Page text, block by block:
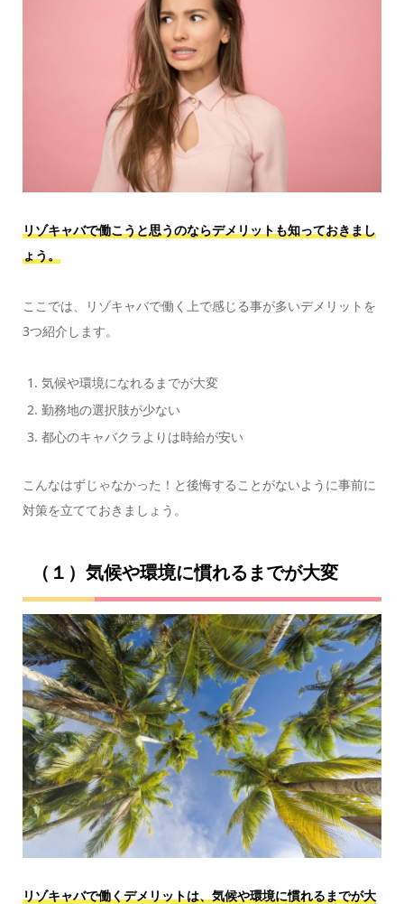
リゾキャバで働こうと思うのならデメリットも知っておきまし
ょう。
ここでは、リゾキャバで働く上で感じる事が多いデメリットを
3つ紹介します。
気候や環境になれるまでが大変
勤務地の選択肢が少ない
都心のキャバクラよりは時給が安い
こんなはずじゃなかった！と後悔することがないように事前に
対策を立てておきましょう。
（１）気候や環境に慣れるまでが大変
リゾキャバで働くデメリットは、気候や環境に慣れるまでが大